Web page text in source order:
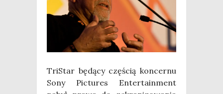
Tri­Star będą­cy czę­ścią kon­cer­nu
Sony Pic­tu­res Enter­ta­in­ment